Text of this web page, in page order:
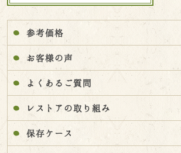
参考価格
お客様の声
よくあるご質問
レストアの取り組み
保存ケース